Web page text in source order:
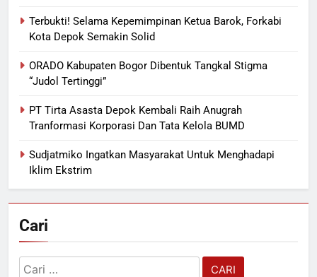
Terbukti! Selama Kepemimpinan Ketua Barok, Forkabi
Kota Depok Semakin Solid
ORADO Kabupaten Bogor Dibentuk Tangkal Stigma
“Judol Tertinggi”
PT Tirta Asasta Depok Kembali Raih Anugrah
Tranformasi Korporasi Dan Tata Kelola BUMD
Sudjatmiko Ingatkan Masyarakat Untuk Menghadapi
Iklim Ekstrim
Cari
Cari